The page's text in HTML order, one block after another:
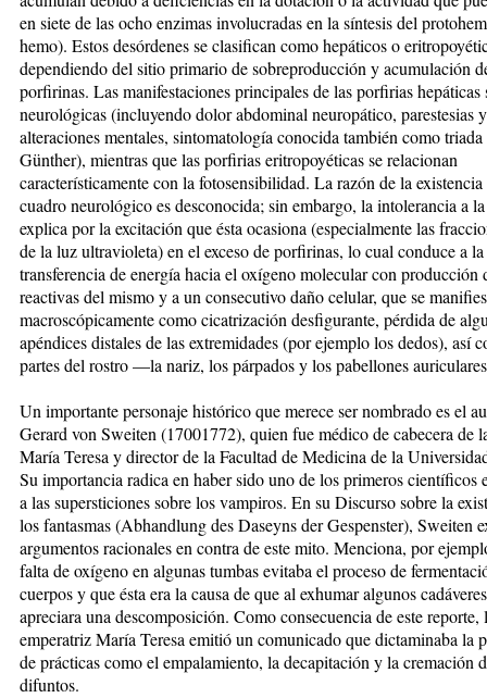
en siete de las ocho enzimas involucradas en la síntesis del
hemo). Estos desórdenes se clasifican como hepáticos o
dependiendo del sitio primario de sobreproducción y acumulación
porfirinas. Las manifestaciones principales de las porfirias hepáticas
neurológicas (incluyendo dolor abdominal neuropático, parestesias y
alteraciones mentales, sintomatología conocida también como triada
Günther), mientras que las porfirias eritropoyéticas se relacionan
característicamente con la fotosensibilidad. La razón de la
cuadro neurológico es desconocida; sin embargo, la intolerancia a
explica por la excitación que ésta ocasiona (especialmente las
de la luz ultravioleta) en el exceso de porfirinas, lo cual conduce a la
transferencia de energía hacia el oxígeno molecular con producción
reactivas del mismo y a un consecutivo daño celular, que se
macroscópicamente como cicatrización desfigurante, pérdida de
apéndices distales de las extremidades (por ejemplo los dedos), así
partes del rostro —la nariz, los párpados y los pabellones
Un importante personaje histórico que merece ser nombrado es el
Gerard von Sweiten (17001772), quien fue médico de cabecera de
María Teresa y director de la Facultad de Medicina de la
Su importancia radica en haber sido uno de los primeros científicos
a las supersticiones sobre los vampiros. En su Discurso sobre la
los fantasmas (Abhandlung des Daseyns der Gespenster), Sweiten
argumentos racionales en contra de este mito. Menciona, por
falta de oxígeno en algunas tumbas evitaba el proceso de
cuerpos y que ésta era la causa de que al exhumar algunos
apreciara una descomposición. Como consecuencia de este reporte,
emperatriz María Teresa emitió un comunicado que dictaminaba la
de prácticas como el empalamiento, la decapitación y la cremación
difuntos.